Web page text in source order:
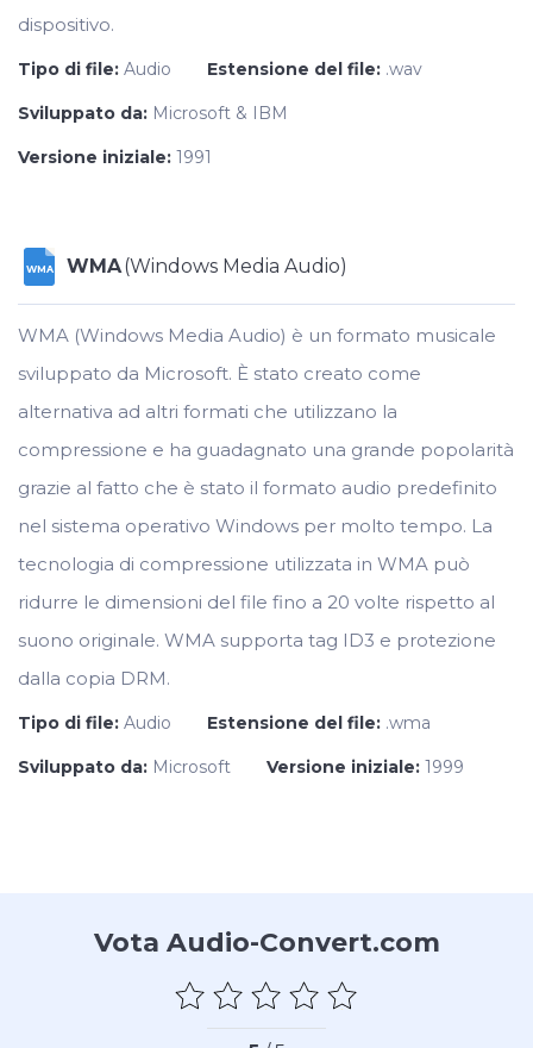
dispositivo.
Tipo di file: Audio Estensione del file: .wav
Sviluppato da: Microsoft & IBM
Versione iniziale: 1991
WMA WMA(Windows Media Audio)
WMA (Windows Media Audio) è un formato musicale
sviluppato da Microsoft. È stato creato come
alternativa ad altri formati che utilizzano la
compressione e ha guadagnato una grande popolarità
grazie al fatto che è stato il formato audio predefinito
nel sistema operativo Windows per molto tempo. La
tecnologia di compressione utilizzata in WMA può
ridurre le dimensioni del file fino a 20 volte rispetto al
suono originale. WMA supporta tag ID3 e protezione
dalla copia DRM.
Tipo di file: Audio Estensione del file: .wma
Sviluppato da: Microsoft Versione iniziale: 1999
Vota Audio-Convert.com